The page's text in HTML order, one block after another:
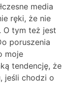
media
ręki, że nie
O tym też jest
poruszenia
moje
tendencję, że
jeśli chodzi o